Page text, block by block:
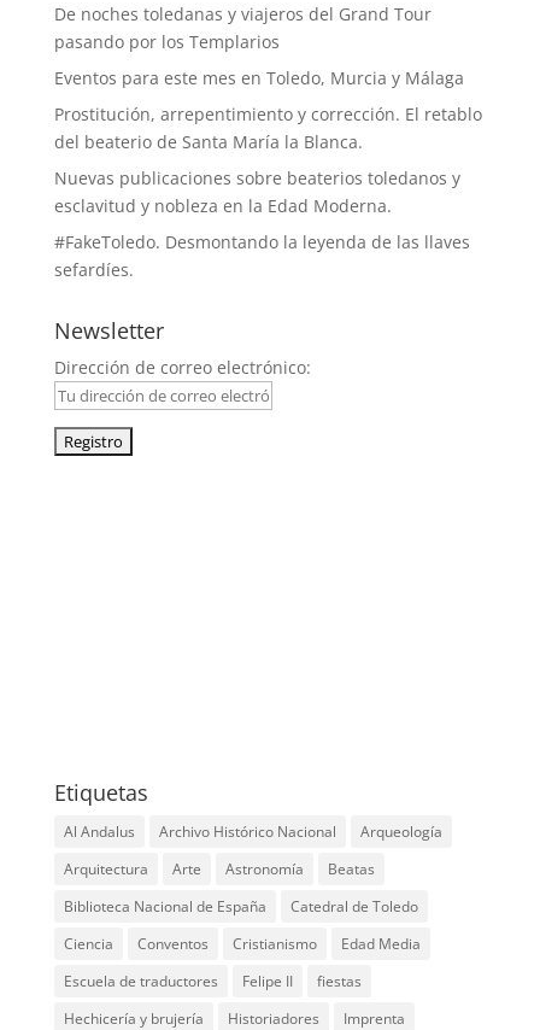
De noches toledanas y viajeros del Grand Tour
pasando por los Templarios
Eventos para este mes en Toledo, Murcia y Málaga
Prostitución, arrepentimiento y corrección. El retablo
del beaterio de Santa María la Blanca.
Nuevas publicaciones sobre beaterios toledanos y
esclavitud y nobleza en la Edad Moderna.
#FakeToledo. Desmontando la leyenda de las llaves
sefardíes.
Newsletter
Dirección de correo electrónico:
Etiquetas
Al Andalus Archivo Histórico Nacional
Arqueología
Arquitectura
Arte Astronomía
Beatas
Biblioteca Nacional de España
Catedral de Toledo
Ciencia
Conventos Cristianismo
Edad Media
Escuela de traductores
Felipe II
fiestas
Hechicería y brujería
Historiadores
Imprenta